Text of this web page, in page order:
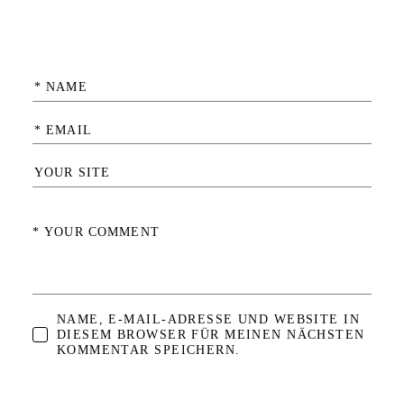
NAME, E-MAIL-ADRESSE UND WEBSITE IN
DIESEM BROWSER FÜR MEINEN NÄCHSTEN
KOMMENTAR SPEICHERN.